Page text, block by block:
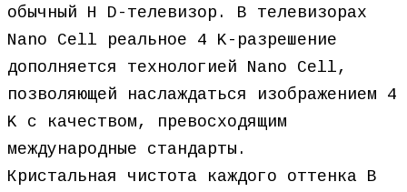
обычный H D-телевизор. В телевизорах
Nano Cell реальное 4 K-разрешение
дополняется технологией Nano Cell,
позволяющей наслаждаться изображением 4
K с качеством, превосходящим
международные стандарты.
Кристальная чистота каждого оттенка В